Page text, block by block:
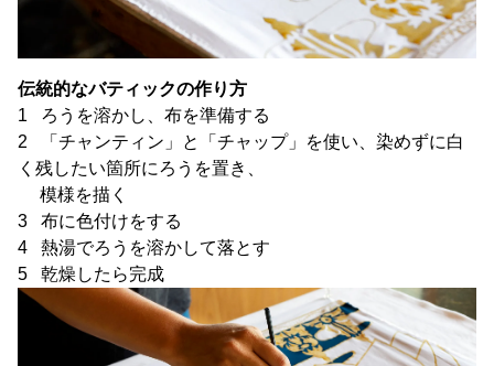
伝統的なバティックの作り方
1 ろうを溶かし、布を準備する
2 「チャンティン」と「チャップ」を使い、染めずに白
く残したい箇所にろうを置き、
模様を描く
3 布に色付けをする
4 熱湯でろうを溶かして落とす
5 乾燥したら完成